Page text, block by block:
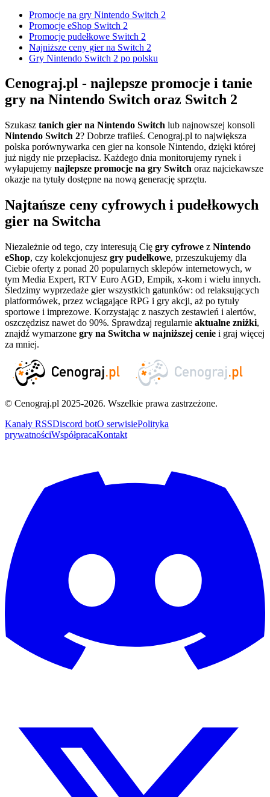
Promocje na gry Nintendo Switch 2
Promocje eShop Switch 2
Promocje pudełkowe Switch 2
Najniższe ceny gier na Switch 2
Gry Nintendo Switch 2 po polsku
Cenograj.pl - najlepsze promocje i tanie
gry na Nintendo Switch oraz Switch 2
Szukasz tanich gier na Nintendo Switch lub najnowszej konsoli
Nintendo Switch 2? Dobrze trafiłeś. Cenograj.pl to największa
polska porównywarka cen gier na konsole Nintendo, dzięki której
już nigdy nie przepłacisz. Każdego dnia monitorujemy rynek i
wyłapujemy najlepsze promocje na gry Switch oraz najciekawsze
okazje na tytuły dostępne na nową generację sprzętu.
Najtańsze ceny cyfrowych i pudełkowych
gier na Switcha
Niezależnie od tego, czy interesują Cię gry cyfrowe z Nintendo
eShop, czy kolekcjonujesz gry pudełkowe, przeszukujemy dla
Ciebie oferty z ponad 20 popularnych sklepów internetowych, w
tym Media Expert, RTV Euro AGD, Empik, x-kom i wielu innych.
Śledzimy wyprzedaże gier wszystkich gatunków: od relaksujących
platformówek, przez wciągające RPG i gry akcji, aż po tytuły
sportowe i imprezowe. Korzystając z naszych zestawień i alertów,
oszczędzisz nawet do 90%. Sprawdzaj regularnie aktualne zniżki,
znajdź wymarzone gry na Switcha w najniższej cenie i graj więcej
za mniej.
© Cenograj.pl 2025-2026. Wszelkie prawa zastrzeżone.
Kanały RSSDiscord botO serwisiePolityka
prywatnościWspółpracaKontakt